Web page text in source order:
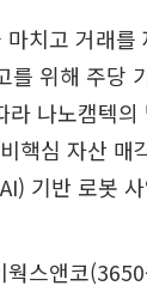
치고 거래
를 위해 주당
라 나노캠텍
핵심 자산
기반 로봇
스앤코